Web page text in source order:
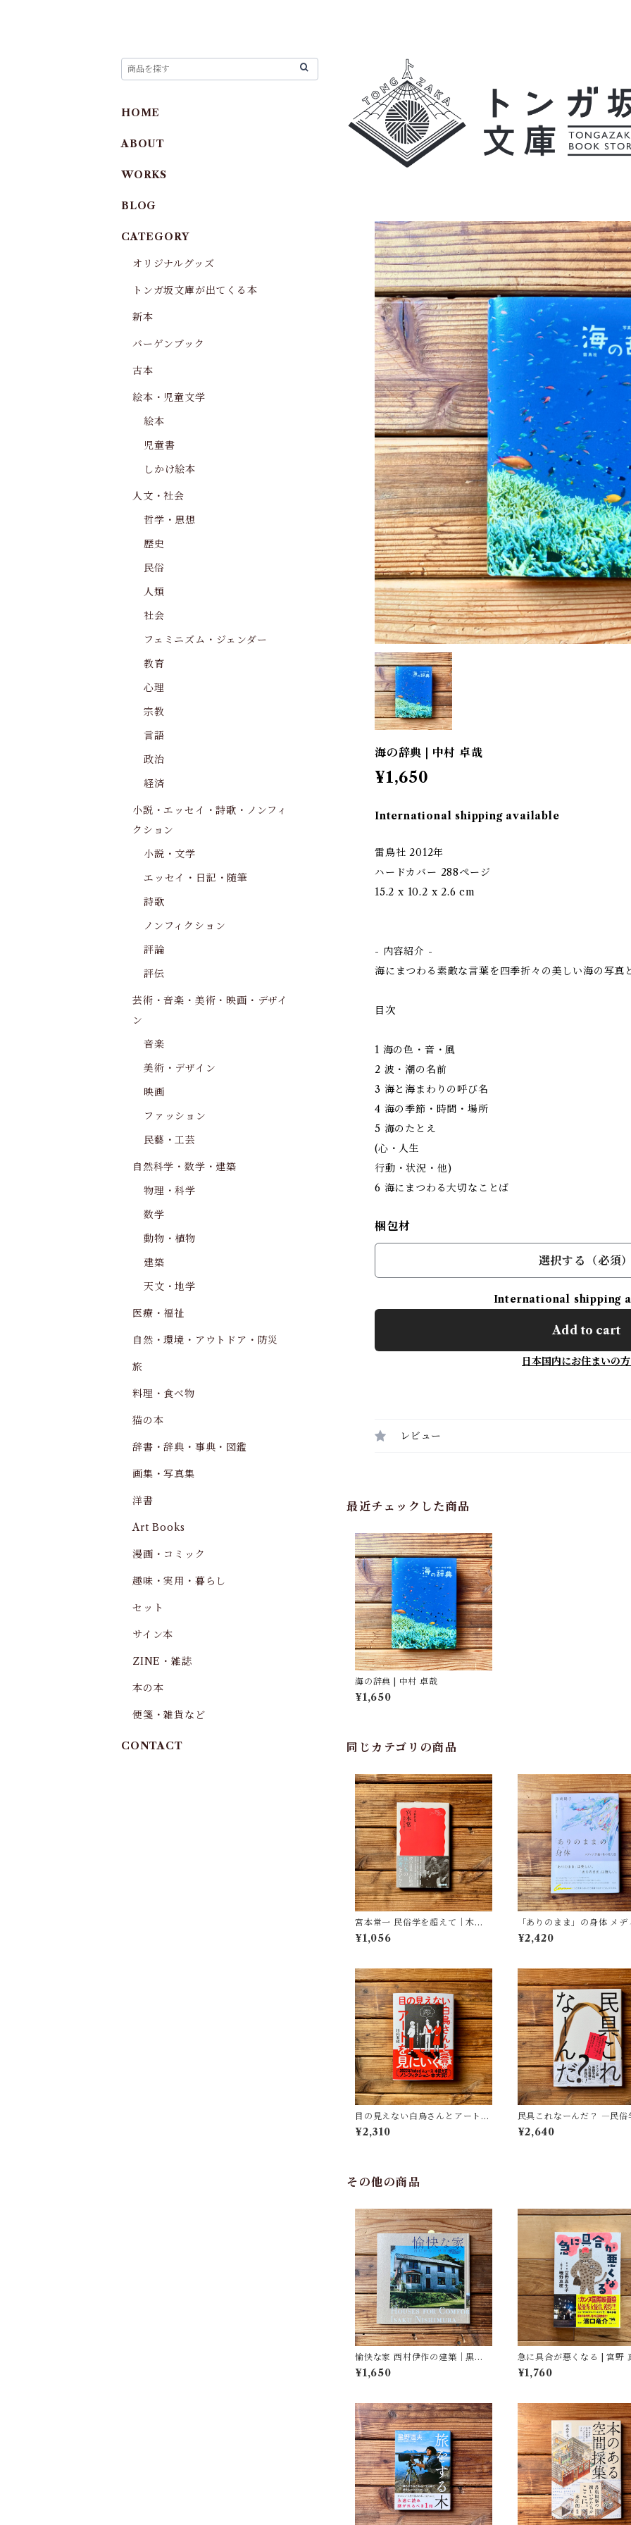
海の辞典 | 中村 卓哉
¥1,650
International shipping available
雷鳥社 2012年
ハードカバー 288ページ
15.2 x 10.2 x 2.6 cm
- 内容紹介 -
海にまつわる素敵な言葉を四季折々の美しい海の写真
目次
1 海の色・音・風
2 波・潮の名前
3 海と海まわりの呼び名
4 海の季節・時間・場所
5 海のたとえ
(心・人生
行動・状況・他)
6 海にまつわる大切なことば
梱包材
選択する（必須）
International shipping
Add to cart
日本国内にお住まいの
レビュー
最近チェックした商品
海の辞典 | 中村 卓哉
¥1,650
同じカテゴリの商品
宮本常一 民俗学を超えて｜木村
哲也
¥1,056
「ありのまま」の身体 メデ
が描く私の見た目 | 藤嶋 陽
¥2,420
目の見えない白鳥さんとアートを
見にいく | 川内 有緒
¥2,310
民具これなーんだ？ ―民俗
者・宮本常一が美術大学に
民具コレクション | 加藤幸治
¥2,640
その他の商品
愉快な家 西村伊作の建築｜黒川
創, 藤森 照信, 坂倉 竹之助, 大竹
誠, 田中 修司
¥1,650
急に具合が悪くなる | 宮野
子, 磯野 真穂
¥1,760
HOME
ABOUT
WORKS
BLOG
CATEGORY
オリジナルグッズ
トンガ坂文庫が出てくる本
新本
バーゲンブック
古本
絵本・児童文学
絵本
児童書
しかけ絵本
人文・社会
哲学・思想
歴史
民俗
人類
社会
フェミニズム・ジェンダー
教育
心理
宗教
言語
政治
経済
小説・エッセイ・詩歌・ノンフィ
クション
小説・文学
エッセイ・日記・随筆
詩歌
ノンフィクション
評論
評伝
芸術・音楽・美術・映画・デザイ
ン
音楽
美術・デザイン
映画
ファッション
民藝・工芸
自然科学・数学・建築
物理・科学
数学
動物・植物
建築
天文・地学
医療・福祉
自然・環境・アウトドア・防災
旅
料理・食べ物
猫の本
辞書・辞典・事典・図鑑
画集・写真集
洋書
Art Books
漫画・コミック
趣味・実用・暮らし
セット
サイン本
ZINE・雑誌
本の本
便箋・雑貨など
CONTACT